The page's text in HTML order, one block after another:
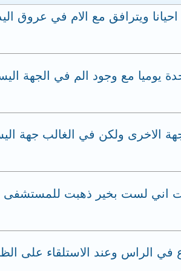
ويترافق مع الام في عروق
حب واحدة يوميا مع وجود الم في الجهة
الاخرى ولكن في الغالب جهة
اني لست بخير ذهبت للمستشفى
ودائم اشعر بعدم توازن ودوار من 5 شهور مع صداع في الراس وعند الاستلقاء على